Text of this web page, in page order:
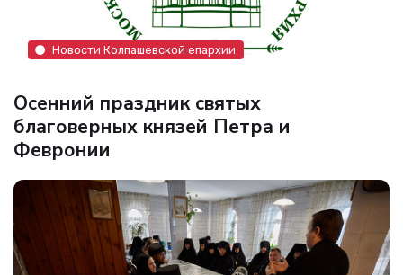
Новости Колпашевской епархии
Осенний праздник святых
благоверных князей Петра и
Февронии